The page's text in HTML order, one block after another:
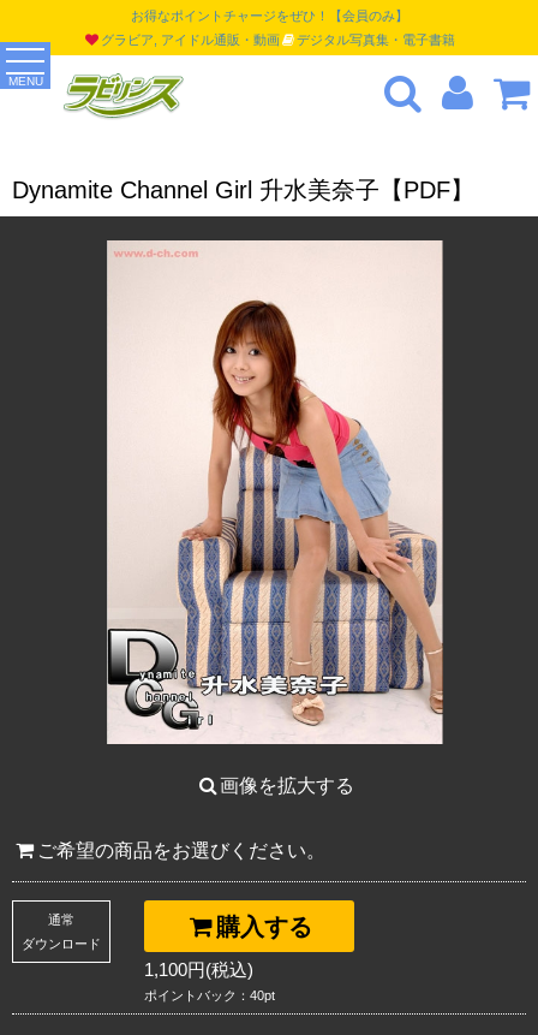
MENU
お得なポイントチャージをぜひ！【会員のみ】
グラビア, アイドル通販・動画
デジタル写真集・電子書籍
Dynamite Channel Girl 升水美奈子【PDF】
画像を拡大する
ご希望の商品をお選びください。
購入する
通常
ダウンロード
1,100円(税込)
ポイントバック：40pt